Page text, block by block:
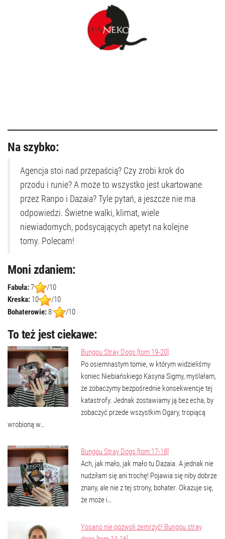
Na szybko:
Agencja stoi nad przepaścią? Czy zrobi krok do
przodu i runie? A może to wszystko jest ukartowane
przez Ranpo i Dazaia? Tyle pytań, a jeszcze nie ma
odpowiedzi. Świetne walki, klimat, wiele
niewiadomych, podsycających apetyt na kolejne
tomy. Polecam!
Moni zdaniem:
Fabuła:7
/10
Kreska: 10
/10
Bohaterowie:8 /10
To też jest ciekawe:
Bungou Stray Dogs [tom 19-20]
Po osiemnastym tomie, w którym widzieliśmy
koniec Niebiańskiego Kasyna Sigmy, myślałam,
że zobaczymy bezpośrednie konsekwencje tej
katastrofy. Jednak zostawiamy ją bez echa, by
zobaczyć przede wszystkim Ogary, tropiącą
wrobioną w…
Bungou Stray Dogs [tom 17-18]
Ach, jak mało, jak mało tu Dazaia. A jednak nie
nudziłam się ani trochę! Pojawia się niby dobrze
znany, ale nie z tej strony, bohater. Okazuje się,
że może i…
Yosano nie pozwoli zemrzyć! Bungou stray